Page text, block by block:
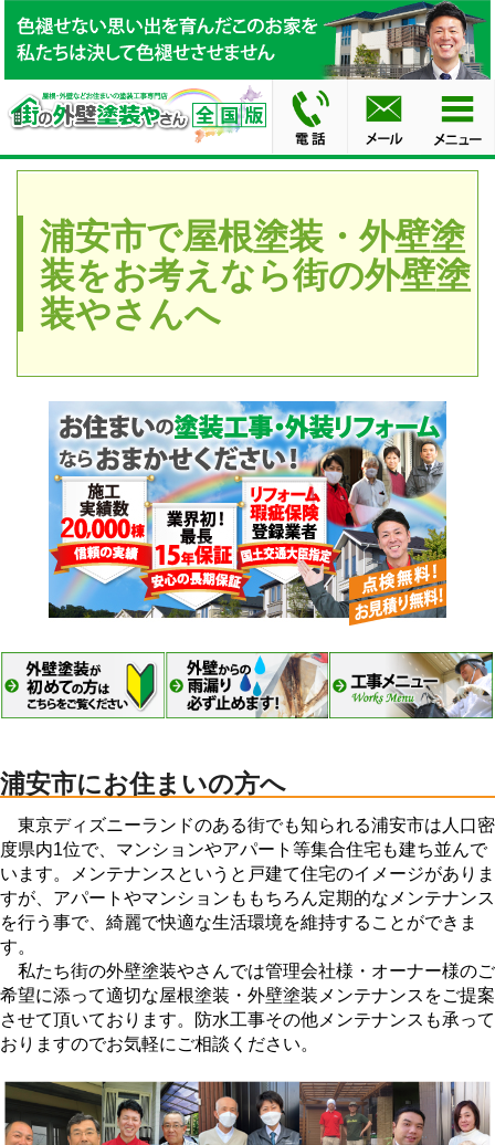
浦安市で屋根塗装・外壁塗
装をお考えなら街の外壁塗
装やさんへ
浦安市にお住まいの方へ
東京ディズニーランドのある街でも知られる浦安市は人口密
度県内1位で、マンションやアパート等集合住宅も建ち並んで
います。メンテナンスというと戸建て住宅のイメージがありま
すが、アパートやマンションももちろん定期的なメンテナンス
を行う事で、綺麗で快適な生活環境を維持することができま
す。
私たち街の外壁塗装やさんでは管理会社様・オーナー様のご
希望に添って適切な屋根塗装・外壁塗装メンテナンスをご提案
させて頂いております。防水工事その他メンテナンスも承って
おりますのでお気軽にご相談ください。